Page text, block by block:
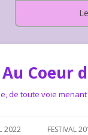
Coeur
de toute voie
2022 FESTIVAL